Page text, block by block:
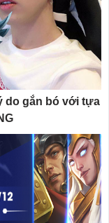
do gắn bó với tựa